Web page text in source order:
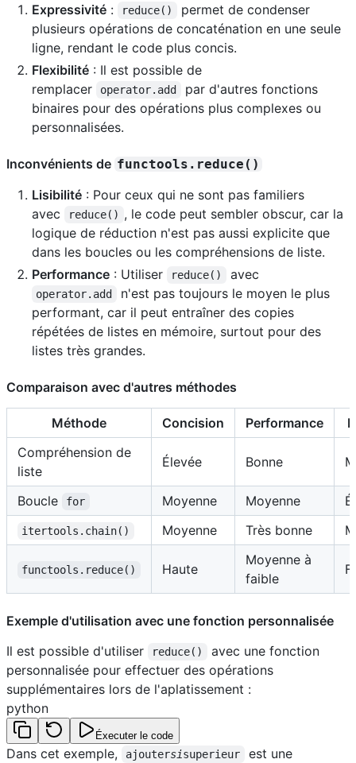
Expressivité : reduce()
permet de condenser
plusieurs opérations de concaténation en une seule
ligne, rendant le code plus concis.
Flexibilité : Il est possible de
remplacer
operator.add
par d'autres fonctions
binaires pour des opérations plus complexes ou
personnalisées.
Inconvénients de functools.reduce()
Lisibilité : Pour ceux qui ne sont pas familiers
avec
reduce() , le code peut sembler obscur, car la
logique de réduction n'est pas aussi explicite que
dans les boucles ou les compréhensions de liste.
Performance : Utiliser reduce() avec
operator.add
n'est pas toujours le moyen le plus
performant, car il peut entraîner des copies
répétées de listes en mémoire, surtout pour des
listes très grandes.
Comparaison avec d'autres méthodes
Méthode Concision Performance
Compréhension de
liste
Élevée Bonne
Boucle for Moyenne Moyenne
itertools.chain() Moyenne Très bonne
functools.reduce() Haute
Moyenne à
faible
Exemple d'utilisation avec une fonction personnalisée
Il est possible d'utiliser
reduce()
avec une fonction
personnalisée pour effectuer des opérations
supplémentaires lors de l'aplatissement :
python
Éxecuter le code
Dans cet exemple, ajoutersisuperieur
est une